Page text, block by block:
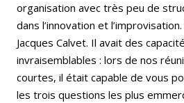
organisation avec très peu de
dans l’innovation et
Jacques Calvet. Il avait des
invraisemblables : lors de nos
courtes, il était capable de vous
les trois questions les plus